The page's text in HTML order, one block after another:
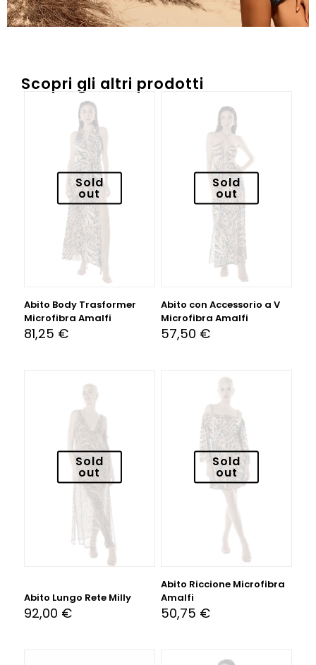
Scopri gli altri prodotti
Sold
out
Abito Body Trasformer
Microfibra Amalfi
81,25 €
Sold
out
Abito con Accessorio a V
Microfibra Amalfi
57,50 €
Sold
out
Abito Lungo Rete Milly
92,00 €
Sold
out
Abito Riccione Microfibra
Amalfi
50,75 €